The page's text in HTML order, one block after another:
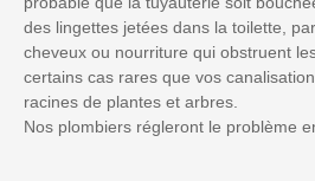
des lingettes jetées dans la toilette,
cheveux ou nourriture qui obstruent
certains cas rares que vos
racines de plantes et arbres.
Nos plombiers régleront le problème